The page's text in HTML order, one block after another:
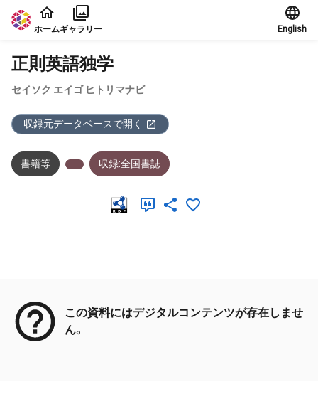
本文に飛ぶ
ホームギャラリー English
正則英語独学
セイソク エイゴ ヒトリマナビ
収録元データベースで開く
書籍等 収録:全国書誌
この資料にはデジタルコンテンツが存在しませ
ん。